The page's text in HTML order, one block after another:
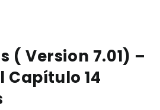
( Version 7.01) –
Capítulo 14